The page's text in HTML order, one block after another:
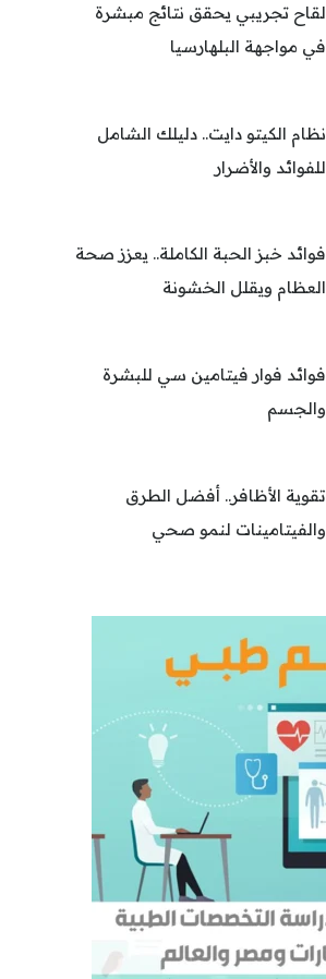
لقاح تجريبي يحقق نتائج مبشرة
في مواجهة البلهارسيا
نظام الكيتو دايت.. دليلك الشامل
للفوائد والأضرار
فوائد خبز الحبة الكاملة.. يعزز صحة
العظام ويقلل الخشونة
فوائد فوار فيتامين سي للبشرة
والجسم
تقوية الأظافر.. أفضل الطرق
والفيتامينات لنمو صحي